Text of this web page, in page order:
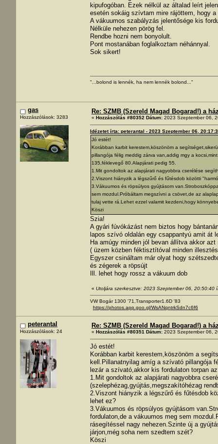
kipufogóban. Ezek nélkül az általad leírt
esetén sokáig szívtam mire rájöttem, hogy
A vákuumos szabályzás jelentősége kis
Nélküle nehezen pörög fel.
Rendbe hozni nem bonyolult.
Pont mostanában foglalkoztam néhánnyal.
Sok sikert!
"...bolond is lennék, ha nem lennék bolond..."
gas
Hozzászólások: 3283
Re: SZMB (Szereld Magad Bogarad!) a
« Hozzászólás #80352 Dátum: 2023 Szeptember 06,
Idézetet írta: peterantal - 2023 Szeptember 06,
Jó estét!
Korábban karbit kerestem,köszönöm a
pillangója félig meddig zárva van,addig mgy a
135,féklevegő 80.Alapjárati pedig 55.
1.Mit gondoltok az alapjárati nagyobbra cserélése
2.Viszont hiányzik a légszűrő és fűtésdob közötti
3.Vákuumos és röpsúlyos gyújtásom
sem mozdul.Próbáltam megszívni a csövet,de az
tulaj vette rá.Lehet ezzel valamit kezdeni,hogy
Köszi
Szia!
A gyári fúvókázást nem biztos hogy
lapos szívó oldalán egy csappantyú amit át
Ha amúgy minden jól bevan állítva akkor
( üzem közben féktisztítóval minden
Egyszer csináltam már olyat hogy
és zégerek a röpsújt
Ill. lehet hogy rossz a vákuum dob
« Utoljára szerkesztve: 2023 Szeptember 06, 20:50:40
VW Bogár 1300 '71,Transporter1.6D '83
https://photos.app.goo.gl/WsANqntrkSdn7c6f6
peterantal
Hozzászólások: 24
Re: SZMB (Szereld Magad Bogarad!) a
« Hozzászólás #80351 Dátum: 2023 Szeptember 06,
Jó estét!
Korábban karbit kerestem,köszönöm a
kell.Pillanatnyilag amíg a szívató pillangója
lezár a szívató,akkor kis fordulaton torpan
1.Mit gondoltok az alapjárati nagyobbra
(szelephézag,gyújtás,megszakítóhézag
2.Viszont hiányzik a légszűrő és fűtésdob
lehet ez?
3.Vákuumos és röpsúlyos gyújtásom
fordulaton,de a vákuumos meg sem
rásegítéssel nagy nehezen.Szinte új a
járjon,még soha nem szedtem szét?
Köszi